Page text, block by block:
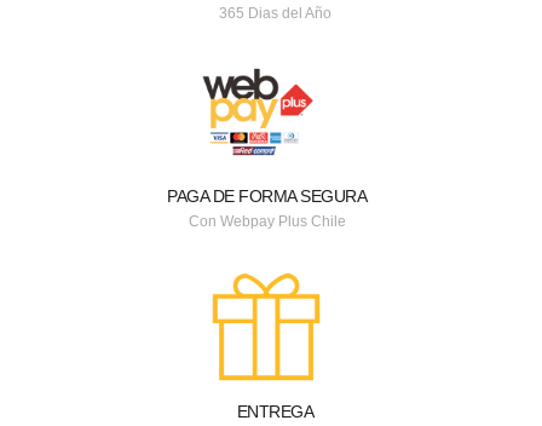
365 Dias del Año
PAGA DE FORMA SEGURA
Con Webpay Plus Chile
ENTREGA